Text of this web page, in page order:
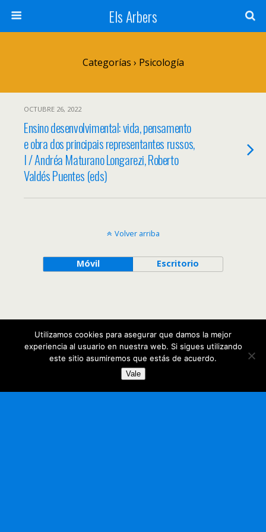
Els Arbers
Categorías › Psicología
OCTUBRE 26, 2022
Ensino desenvolvimental: vida, pensamento
e obra dos principais representantes russos,
I / Andréa Maturano Longarezi, Roberto
Valdés Puentes (eds)
Volver arriba
Móvil Escritorio
Utilizamos cookies para asegurar que damos la mejor
experiencia al usuario en nuestra web. Si sigues utilizando
este sitio asumiremos que estás de acuerdo.
Vale